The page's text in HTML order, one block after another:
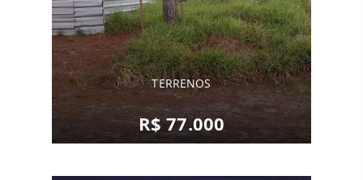
TERRENOS
R$ 77.000